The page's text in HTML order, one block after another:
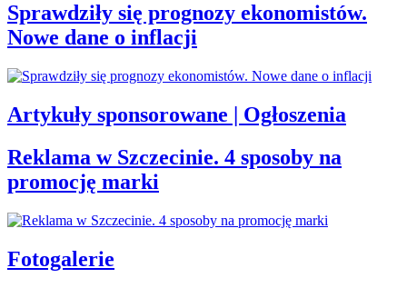
Sprawdziły się prognozy ekonomistów.
Nowe dane o inflacji
Artykuły sponsorowane | Ogłoszenia
Reklama w Szczecinie. 4 sposoby na
promocję marki
Fotogalerie